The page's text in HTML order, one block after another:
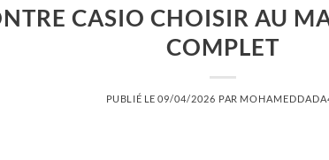
CASIO CHOISIR AU
COMPLET
PUBLIÉ LE09/04/2026 PAR